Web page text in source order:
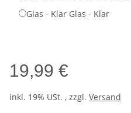
Glas - Klar Glas - Klar
19,99 €
inkl. 19% USt. , zzgl. Versand